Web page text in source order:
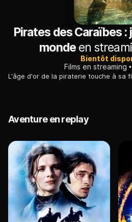
Pirates des Caraïbes :
mondeen
Bientôt
Films en streaming
Aventure en replay